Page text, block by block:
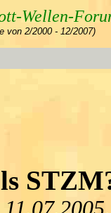
Wellen-
von 2/2000 - 12/2007)